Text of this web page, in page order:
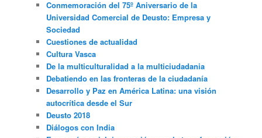
Conmemoración del 75º Aniversario de la
Universidad Comercial de Deusto: Empresa y
Sociedad
Cuestiones de actualidad
Cultura Vasca
De la multiculturalidad a la multiciudadania
Debatiendo en las fronteras de la ciudadanía
Desarrollo y Paz en América Latina: una visión
autocrítica desde el Sur
Deusto 2018
Diálogos con India